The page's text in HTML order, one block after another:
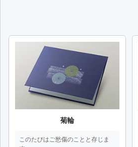
菊輪
このたびはご愁傷のことと存じま